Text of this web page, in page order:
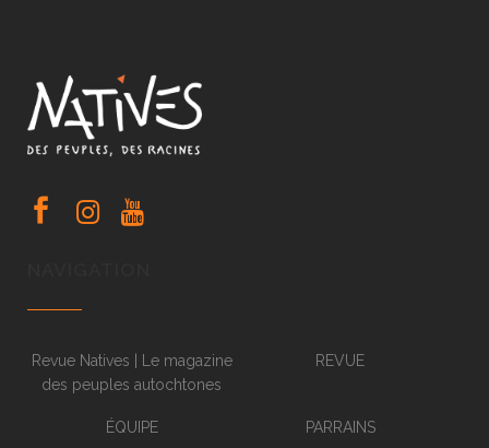
Revue Natives | Le magazine
des peuples autochtones
REVUE
ÉQUIPE PARRAINS